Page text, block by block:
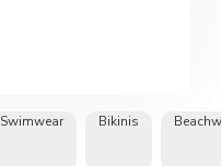
Swimwear Bikinis